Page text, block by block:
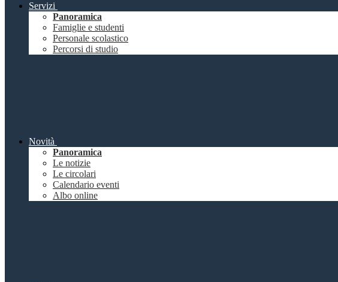
Servizi
Panoramica
Famiglie e studenti
Personale scolastico
Percorsi di studio
Novità
Panoramica
Le notizie
Le circolari
Calendario eventi
Albo online